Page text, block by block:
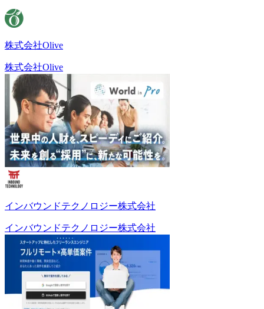
株式会社Olive
株式会社Olive
インバウンドテクノロジー株式会社
インバウンドテクノロジー株式会社